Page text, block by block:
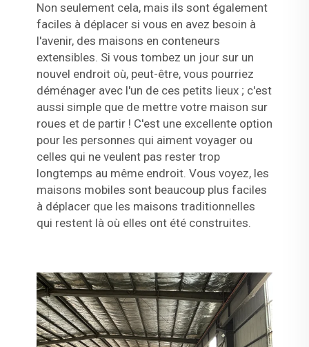
Non seulement cela, mais ils sont également
faciles à déplacer si vous en avez besoin à
l'avenir, des maisons en conteneurs
extensibles. Si vous tombez un jour sur un
nouvel endroit où, peut-être, vous pourriez
déménager avec l'un de ces petits lieux ; c'est
aussi simple que de mettre votre maison sur
roues et de partir ! C'est une excellente option
pour les personnes qui aiment voyager ou
celles qui ne veulent pas rester trop
longtemps au même endroit. Vous voyez, les
maisons mobiles sont beaucoup plus faciles
à déplacer que les maisons traditionnelles
qui restent là où elles ont été construites.